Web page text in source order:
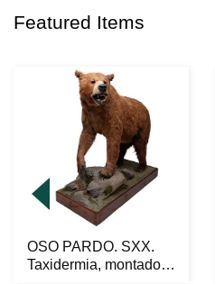
Featured Items
OSO PARDO. SXX.
Taxidermia, montado